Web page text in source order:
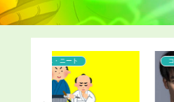
コンプレックス